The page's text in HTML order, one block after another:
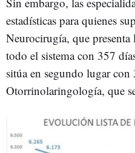
estadísticas para quienes
Neurocirugía, que presenta
todo el sistema con 357
sitúa en segundo lugar
Otorrinolaringología, que